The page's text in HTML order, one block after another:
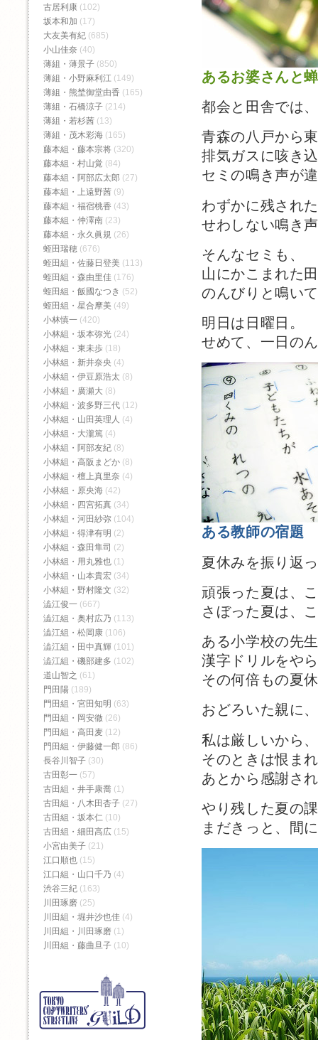
あるお婆さんと
都会と田舎では
青森の八戸から
排気ガスに咳き
セミの鳴き声が
わずかに残され
せわしない鳴き
そんなセミも、
山にかこまれた
のんびりと鳴い
明日は日曜日。
せめて、一日の
ある教師の宿題
夏休みを振り返
頑張った夏は、
さぼった夏は、
ある小学校の先
漢字ドリルをや
その何倍もの夏
おどろいた親に
私は厳しいから
そのときは恨ま
あとから感謝さ
やり残した夏の
まだきっと、間
古居利康 (102)
坂本和加 (17)
大友美有紀 (685)
小山佳奈 (40)
薄組・薄景子 (850)
薄組・小野麻利江 (149)
薄組・熊埜御堂由香 (165)
薄組・石橋涼子 (214)
薄組・若杉茜 (13)
薄組・茂木彩海 (165)
藤本組・藤本宗将 (320)
藤本組・村山覚 (84)
藤本組・阿部広太郎 (27)
藤本組・上遠野茜 (9)
藤本組・福宿桃香‬ (43)
藤本組・仲澤南 (23)
藤本組・永久眞規 (26)
蛭田瑞穂 (676)
蛭田組・佐藤日登美 (113)
蛭田組・森由里佳 (176)
蛭田組・飯國なつき (52)
蛭田組・星合摩美 (49)
小林慎一 (420)
小林組・坂本弥光 (24)
小林組・東未歩 (18)
小林組・新井奈央 (4)
小林組・伊豆原浩太 (8)
小林組・廣瀬大 (8)
小林組・波多野三代 (12)
小林組・山田英理人 (4)
小林組・大瀧篤 (4)
小林組・阿部友紀 (8)
小林組・高阪まどか (8)
小林組・檀上真里奈 (4)
小林組・原央海 (42)
小林組・四宮拓真 (34)
小林組・河田紗弥 (104)
小林組・得津有明 (2)
小林組・森田隼司 (2)
小林組・用丸雅也 (1)
小林組・山本貴宏 (34)
小林組・野村隆文 (32)
澁江俊一 (667)
澁江組・奥村広乃 (113)
澁江組・松岡康 (106)
澁江組・田中真輝 (101)
澁江組・磯部建多 (102)
道山智之 (61)
門田陽 (189)
門田組・宮田知明 (63)
門田組・岡安徹 (26)
門田組・高田麦 (12)
門田組・伊藤健一郎 (86)
長谷川智子 (30)
古田彰一 (57)
古田組・井手康喬 (1)
古田組・八木田杏子 (27)
古田組・坂本仁 (10)
古田組・細田高広 (15)
小宮由美子 (21)
江口順也 (15)
江口組・山口千乃 (4)
渋谷三紀 (163)
川田琢磨 (25)
川田組・堀井沙也佳 (4)
川田組・川田琢磨 (1)
川田組・藤曲旦子 (10)